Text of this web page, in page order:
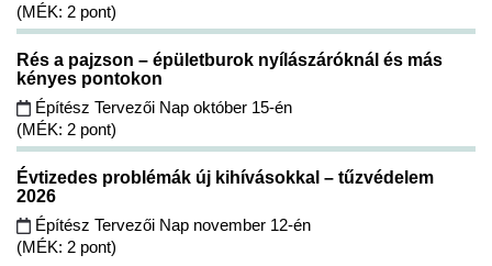
(MÉK: 2 pont)
Rés a pajzson – épületburok nyílászáróknál és más
kényes pontokon
Építész Tervezői Nap október 15-én
(MÉK: 2 pont)
Évtizedes problémák új kihívásokkal – tűzvédelem
2026
Építész Tervezői Nap november 12-én
(MÉK: 2 pont)